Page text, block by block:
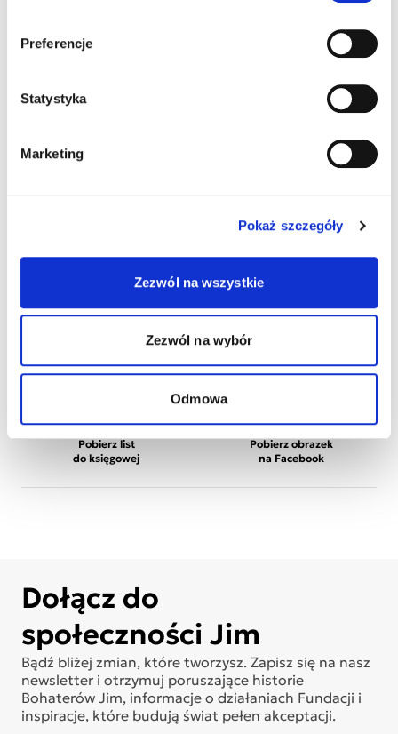
Preferencje
Statystyka
Marketing
Pokaż szczegóły
Zezwól na wszystkie
Zezwól na wybór
Odmowa
Pobierz list
do księgowej
Pobierz obrazek
na Facebook
Dołącz do
społeczności Jim
Bądź bliżej zmian, które tworzysz. Zapisz się na nasz
newsletter i otrzymuj poruszające historie
Bohaterów Jim, informacje o działaniach Fundacji i
inspiracje, które budują świat pełen akceptacji.